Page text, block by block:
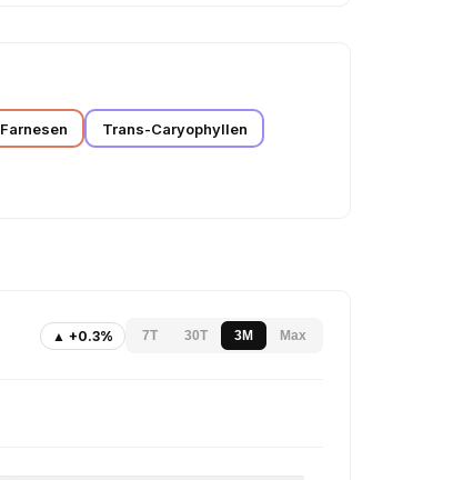
Farnesen Trans-Caryophyllen
▲ +0.3% 7T 30T 3M Max